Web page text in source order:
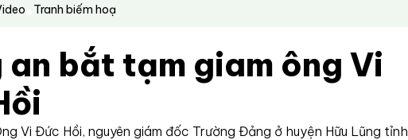
Tranh biếm hoạ
an bắt tạm giam ông Vi
Vi Đức Hồi, nguyên giám đốc Trường Đảng ở huyện Hữu Lũng tỉnh